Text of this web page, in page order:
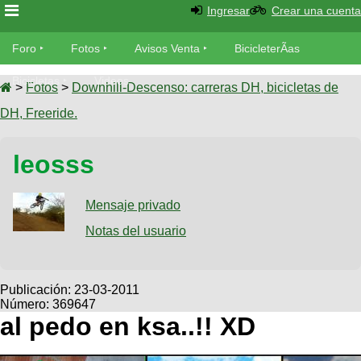
Foro
Foro
TÃ©cnica
Fotos
tu foto
Galeria
XC
Viajes
Descenso
Dirt
SUBÃ
Buscar
Ultimos
Fotos
BicicleterÃ­
as
Bicicletas
Tandem
Videos
Cicloturismo
Ingresar Crear una cuenta
Foro Fotos Avisos Venta BicicleterÃ­as
Bicicletas Videos
> Fotos > Downhill-Descenso: carreras DH, bicicletas de
DH, Freeride.
leosss
Mensaje privado
Notas del usuario
Publicación: 23-03-2011
Número: 369647
al pedo en ksa..!! XD